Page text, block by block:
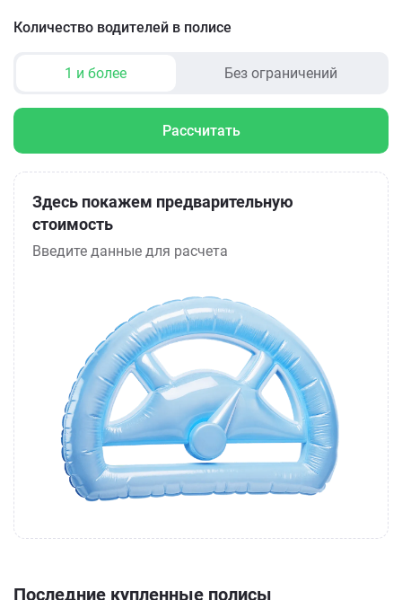
Количество водителей в полисе
1 и более Без ограничений
Рассчитать
Здесь покажем предварительную
стоимость
Введите данные для расчета
Последние купленные полисы